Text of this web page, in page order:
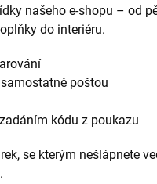
našeho e-shopu – od
do interiéru.
poštou
kódu z poukazu
se kterým nešlápnete